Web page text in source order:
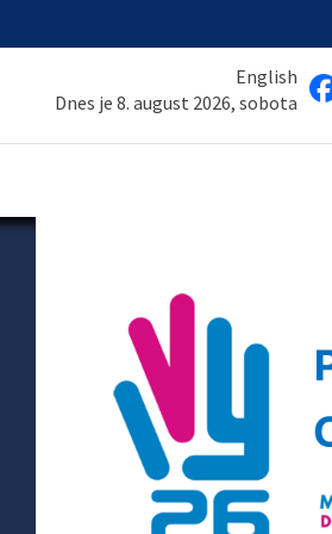
English
Dnes je 8. august 2026, sobota